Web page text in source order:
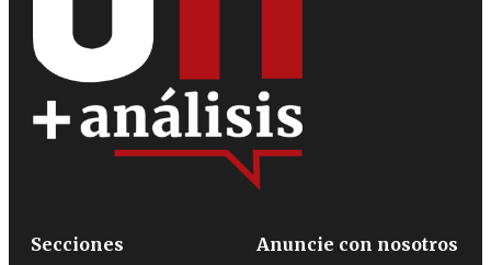
Secciones
Anuncie con nosotros